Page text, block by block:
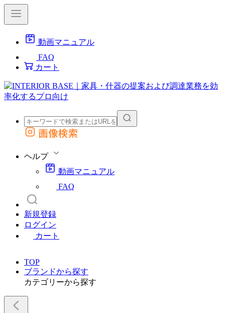
動画マニュアル
FAQ
カート
外部サイトの商品をカートに追加
画像検索
ヘルプ
動画マニュアル
FAQ
新規登録
ログイン
カート
TOP
ブランドから探す
カテゴリーから探す